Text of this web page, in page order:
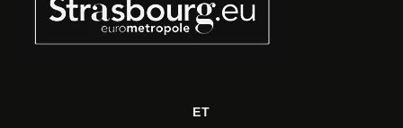
ET